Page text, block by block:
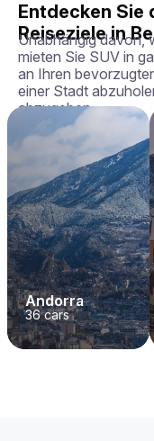
Entdecken Sie
Reiseziele in
Unabhängig davon,
mieten Sie SUV in
an Ihren
einer Stadt
abzugeben.
Andorra
36cars